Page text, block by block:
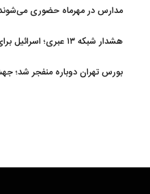
مدارس در مهرماه حضوری
هشدار شبکه ۱۳ عبری؛ اسرائیل برای حمله به ایران آماده می‌شود
بورس تهران دوباره منفجر شد؛ جهش ۷۰ هزار واحدی